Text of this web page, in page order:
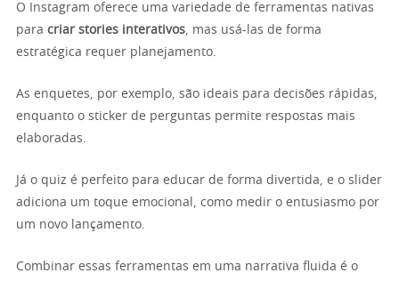
O Instagram oferece uma variedade de ferramentas nativas
para criar stories interativos , mas usá-las de forma
estratégica requer planejamento.
As enquetes, por exemplo, são ideais para decisões rápidas,
enquanto o sticker de perguntas permite respostas mais
elaboradas.
Já o quiz é perfeito para educar de forma divertida, e o slider
adiciona um toque emocional, como medir o entusiasmo por
um novo lançamento.
Combinar essas ferramentas em uma narrativa fluida é o